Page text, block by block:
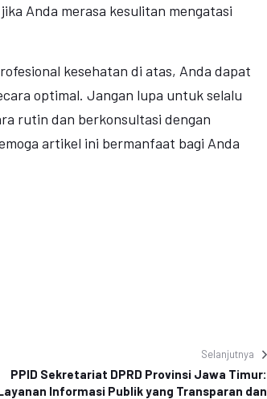
Anda merasa kesulitan mengatasi
kesehatan di atas, Anda dapat
optimal. Jangan lupa untuk selalu
rutin dan berkonsultasi dengan
artikel ini bermanfaat bagi Anda
Selanjutnya
PPID Sekretariat DPRD Provinsi Jawa Timur:
Informasi Publik yang Transparan dan